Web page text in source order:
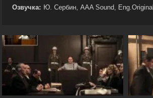
Озвучка: Ю. Сербин, AAA Sound, Eng.Original